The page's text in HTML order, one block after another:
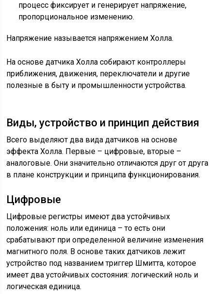
процесс фиксирует и генерирует напряжение,
пропорциональное изменению.
Напряжение называется напряжением Холла.
На основе датчика Холла собирают контроллеры
приближения, движения, переключатели и другие
полезные в быту и промышленности устройства.
Виды, устройство и принцип действия
Всего выделяют два вида датчиков на основе
эффекта Холла. Первые – цифровые, вторые –
аналоговые. Они значительно отличаются друг от друга
в плане конструкции и принципа функционирования.
Цифровые
Цифровые регистры имеют два устойчивых
положения: ноль или единица – то есть они
срабатывают при определенной величине изменения
магнитного поля. В основе таких датчиков лежит
устройство под названием триггер Шмитта, которое
имеет два устойчивых состояния: логический ноль и
логическая единица.